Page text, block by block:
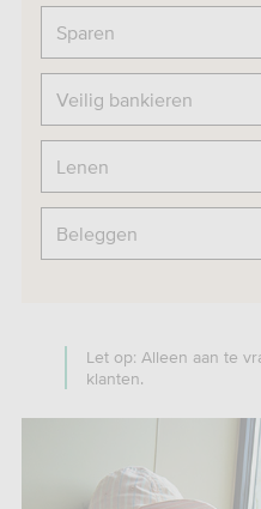
Sparen
Veilig bankieren
Lenen
Beleggen
Let op: Alleen aan te
klanten.